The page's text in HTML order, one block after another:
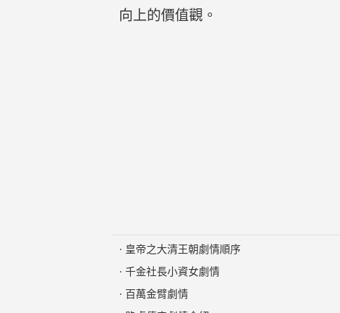
向上的價值觀。
· 皇帝之大清王朝劇情順序
· 千金社長小資女劇情
· 百萬金臂劇情